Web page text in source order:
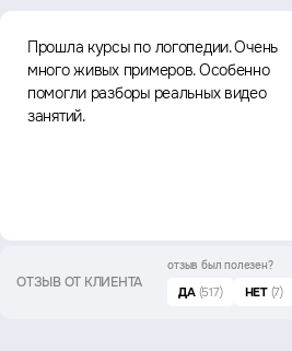
Прошла курсы по логопедии. Очень
много живых примеров. Особенно
помогли разборы реальных видео
занятий.
ОТЗЫВ ОТ КЛИЕНТА
отзыв был полезен?
ДА (517) НЕТ (7)